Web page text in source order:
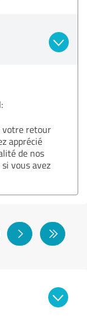
votre retour
apprécié
de nos
vous avez